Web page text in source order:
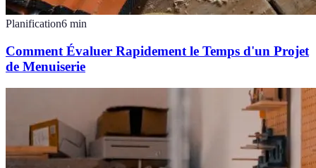
Planification6 min
Comment Évaluer Rapidement le Temps d'un Projet
de Menuiserie